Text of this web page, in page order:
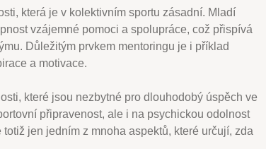
která je v kolektivním sportu zásadní. Mladí
vzájemné pomoci a spolupráce, což přispívá
Důležitým prvkem mentoringu je i příklad
a motivace.
které jsou nezbytné pro dlouhodobý úspěch ve
připravenost, ale i na psychickou odolnost
jen jedním z mnoha aspektů, které určují, zda